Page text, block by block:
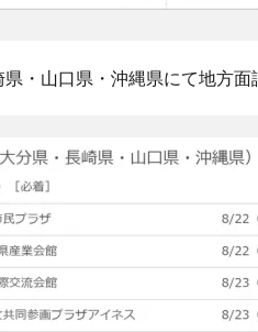
・山口県・沖縄県にて地方面